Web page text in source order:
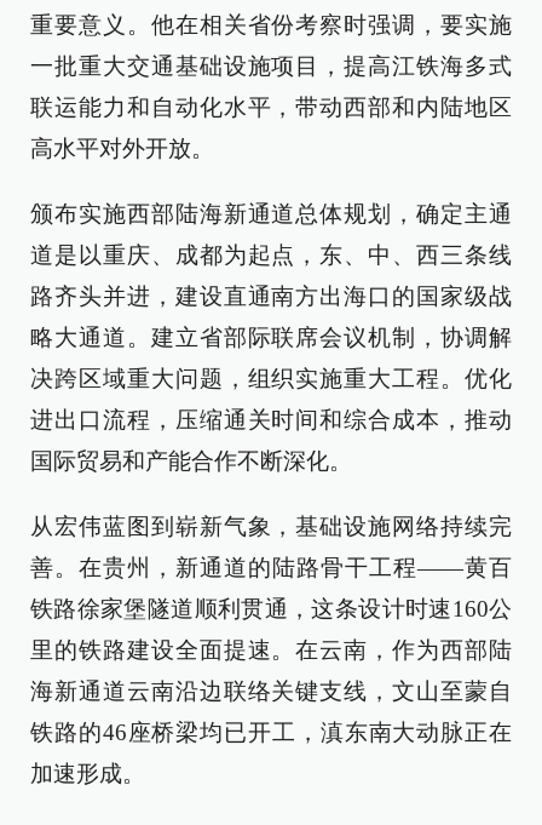
重要意义。他在相关省份考察时强调，要实施
一批重大交通基础设施项目，提高江铁海多式
联运能力和自动化水平，带动西部和内陆地区
高水平对外开放。
颁布实施西部陆海新通道总体规划，确定主通
道是以重庆、成都为起点，东、中、西三条线
路齐头并进，建设直通南方出海口的国家级战
略大通道。建立省部际联席会议机制，协调解
决跨区域重大问题，组织实施重大工程。优化
进出口流程，压缩通关时间和综合成本，推动
国际贸易和产能合作不断深化。
从宏伟蓝图到崭新气象，基础设施网络持续完
善。在贵州，新通道的陆路骨干工程——黄百
铁路徐家堡隧道顺利贯通，这条设计时速160公
里的铁路建设全面提速。在云南，作为西部陆
海新通道云南沿边联络关键支线，文山至蒙自
铁路的46座桥梁均已开工，滇东南大动脉正在
加速形成。